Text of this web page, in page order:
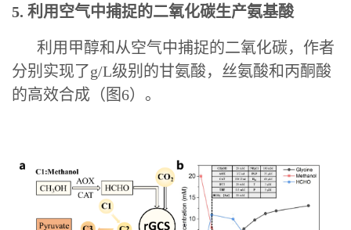
5. 利用空气中捕捉的二氧化碳生产氨基酸
利用甲醇和从空气中捕捉的二氧化碳，作者
分别实现了g/L级别的甘氨酸，丝氨酸和丙酮酸
的高效合成（图6）。